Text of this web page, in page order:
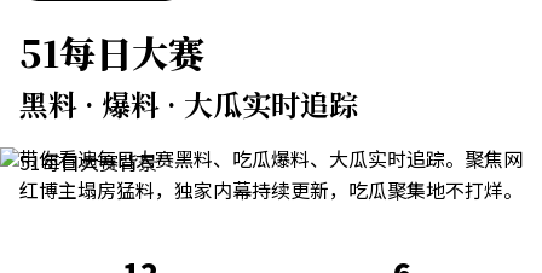
51每日大赛
黑料 · 爆料 · 大瓜实时追踪
带你看遍每日大赛黑料、吃瓜爆料、大瓜实时追踪。聚焦网
红博主塌房猛料，独家内幕持续更新，吃瓜聚集地不打烊。